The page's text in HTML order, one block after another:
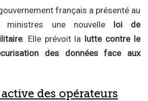
français a présenté au
ministres une nouvelle loi de
. Elle prévoit la lutte contre le
des données face aux
des opérateurs